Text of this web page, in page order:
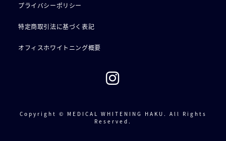
プライバシーポリシー
特定商取引法に基づく表記
オフィスホワイトニング概要
Copyright © MEDICAL WHITENING HAKU. All Rights
Reserved.